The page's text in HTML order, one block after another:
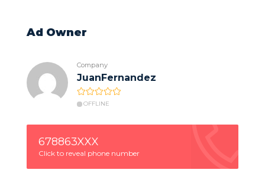
Ad Owner
Company
JuanFernandez
OFFLINE
678863XXX
Click to reveal phone number